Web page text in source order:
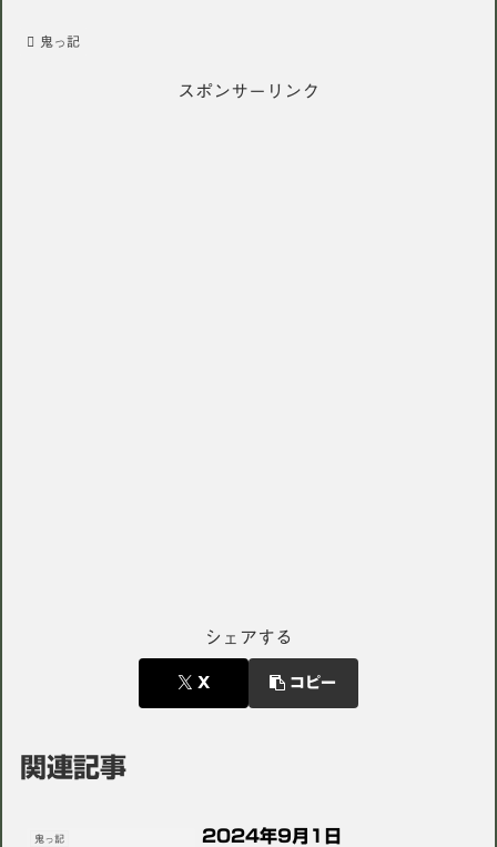
鬼っ記
スポンサーリンク
シェアする
X コピー
関連記事
鬼っ記 2024年9月1日